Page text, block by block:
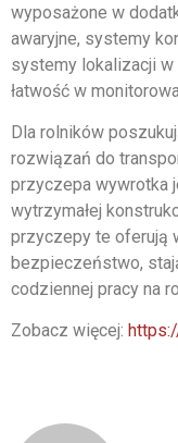
wyposażone w
awaryjne, systemy
systemy lokalizacji
łatwość w
Dla rolników
rozwiązań do
przyczepa wywrotka
wytrzymałej
przyczepy te oferują
bezpieczeństwo,
codziennej pracy na
Zobacz więcej: